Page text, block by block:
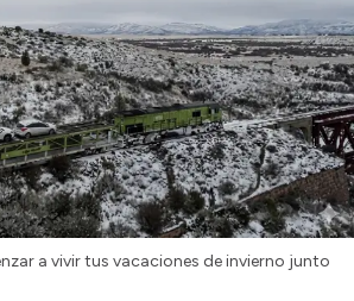
a vivir tus vacaciones de invierno junto